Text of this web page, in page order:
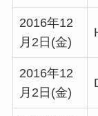
2016年12
月2日(金)
2016年12
月2日(金)